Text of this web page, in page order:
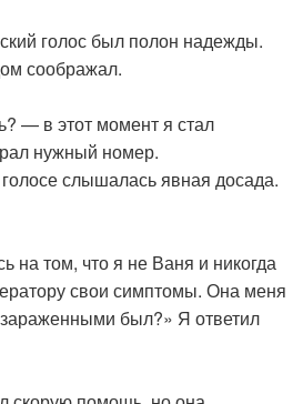
голос был полон надежды.
соображал.
— в этот момент я стал
нужный номер.
слышалась явная досада.
на том, что я не Ваня и никогда
свои симптомы. Она меня
зараженными был?» Я ответил